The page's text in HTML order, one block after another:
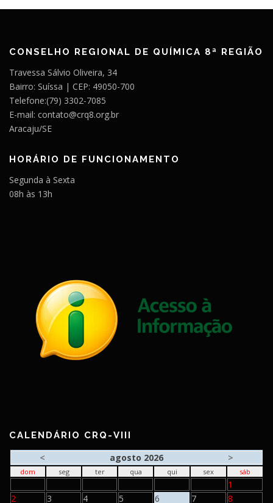
CONSELHO REGIONAL DE QUÍMICA 8ª REGIÃO
Travessa Sálvio Oliveira, 34
Bairro: Suíssa | CEP: 49050-700
Telefone:(79) 3302-7085
E-mail: contato@crq8.org.br
Aracaju/SE
HORÁRIO DE FUNCIONAMENTO
Segunda à Sexta
08h às 13h
CALENDÁRIO CRQ-VIII
< agosto 2026 >
dom seg ter qua qui sex sáb
1
2
3 4 5 6 7 8